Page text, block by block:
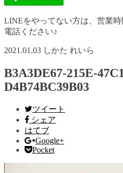
LINEをやってない方は、営業時
電話ください♪
2021.01.03 しかた れいら
B3A3DE67-215E-
D4B74BC39B03
ツイート
シェア
はてブ
Google+
Pocket